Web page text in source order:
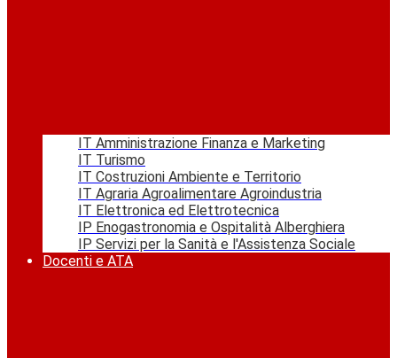
IT Amministrazione Finanza e Marketing
IT Turismo
IT Costruzioni Ambiente e Territorio
IT Agraria Agroalimentare Agroindustria
IT Elettronica ed Elettrotecnica
IP Enogastronomia e Ospitalità Alberghiera
IP Servizi per la Sanità e l'Assistenza Sociale
Docenti e ATA